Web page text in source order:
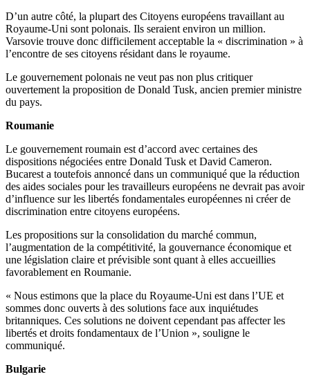
D’un autre côté, la plupart des Citoyens européens travaillant au
Royaume-Uni sont polonais. Ils seraient environ un million.
Varsovie trouve donc difficilement acceptable la « discrimination » à
l’encontre de ses citoyens résidant dans le royaume.
Le gouvernement polonais ne veut pas non plus critiquer
ouvertement la proposition de Donald Tusk, ancien premier ministre
du pays.
Roumanie
Le gouvernement roumain est d’accord avec certaines des
dispositions négociées entre Donald Tusk et David Cameron.
Bucarest a toutefois annoncé dans un communiqué que la réduction
des aides sociales pour les travailleurs européens ne devrait pas avoir
d’influence sur les libertés fondamentales européennes ni créer de
discrimination entre citoyens européens.
Les propositions sur la consolidation du marché commun,
l’augmentation de la compétitivité, la gouvernance économique et
une législation claire et prévisible sont quant à elles accueillies
favorablement en Roumanie.
« Nous estimons que la place du Royaume-Uni est dans l’UE et
sommes donc ouverts à des solutions face aux inquiétudes
britanniques. Ces solutions ne doivent cependant pas affecter les
libertés et droits fondamentaux de l’Union », souligne le
communiqué.
Bulgarie